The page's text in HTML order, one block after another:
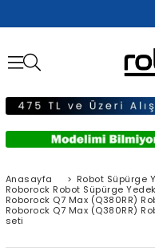
Anasayfa > Robot Süpürge
Roborock Robot Süpürge
Roborock Q7 Max (Q380RR)
Roborock Q7 Max (Q380RR)
seti